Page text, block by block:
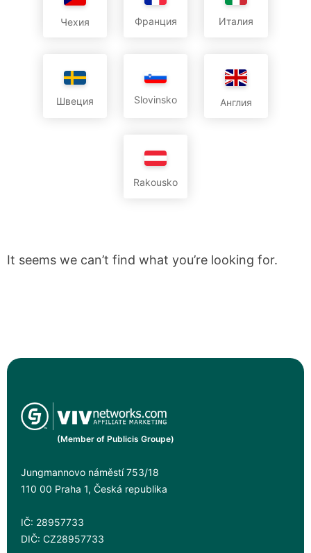
Чехия Франция Италия
Швеция Slovinsko Англия
Rakousko
It seems we can’t find what you’re looking for.
(Member of Publicis Groupe)
Jungmannovo náměstí 753/18
110 00 Praha 1, Česká republika
IČ: 28957733
DIČ: CZ28957733